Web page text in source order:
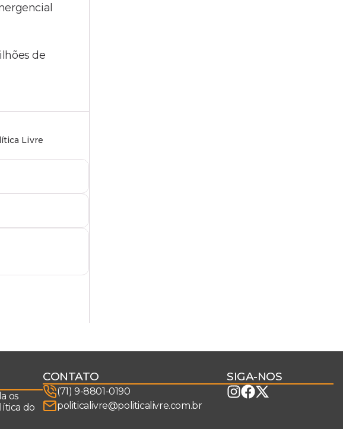
de
Livre
os
do
CONTATO
(71) 9-8801-0190
politicalivre@politicalivre.com.br
SIGA-NOS